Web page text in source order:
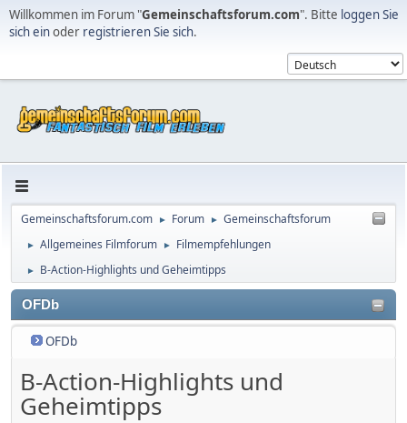
Willkommen im Forum "Gemeinschaftsforum.com". Bitte loggen Sie
sich einoder registrieren Sie sich.
Gemeinschaftsforum.com ► Forum ► Gemeinschaftsforum
► Allgemeines Filmforum ► Filmempfehlungen
► B-Action-Highlights und Geheimtipps
OFDb
OFDb
B-Action-Highlights und
Geheimtipps